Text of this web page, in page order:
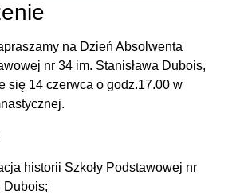
na Dzień Absolwenta
nr 34 im. Stanisława Dubois,
się 14 czerwca o godz.17.00 w
historii Szkoły Podstawowej nr
Dubois;